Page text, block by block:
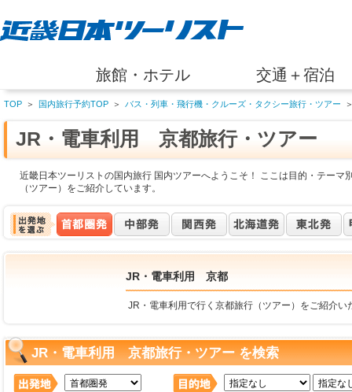
旅館・ホテル 交通＋宿泊
TOP ＞ 国内旅行予約TOP ＞ バス・列車・飛行機・クルーズ・タクシー旅行・ツアー
JR・電車利用 京都旅行・ツアー
近畿日本ツーリストの国内旅行 国内ツアーへようこそ！ ここは目的・テー
（ツアー）をご紹介しています。
JR・電車利用 京都
JR・電車利用で行く京都旅行（ツアー）をご紹介い
JR・電車利用 京都旅行・ツアー を検索